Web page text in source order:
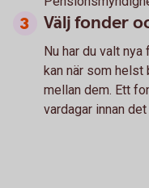
Välj fonder
Nu har du valt
kan när som helst
mellan dem. Ett
vardagar innan